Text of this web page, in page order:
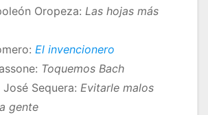
Oropeza: Las hojas más
El invencionero
Toquemos Bach
Sequera: Evitarle malos
gente